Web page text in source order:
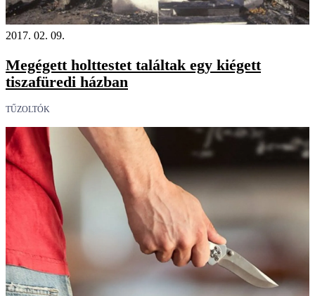
2017. 02. 09.
Megégett holttestet találtak egy kiégett
tiszafüredi házban
TŰZOLTÓK